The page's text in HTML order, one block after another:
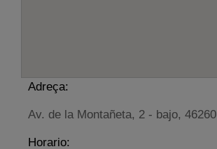
Adreça:
Av. de la Montañeta, 2 - bajo, 46260
Horario: